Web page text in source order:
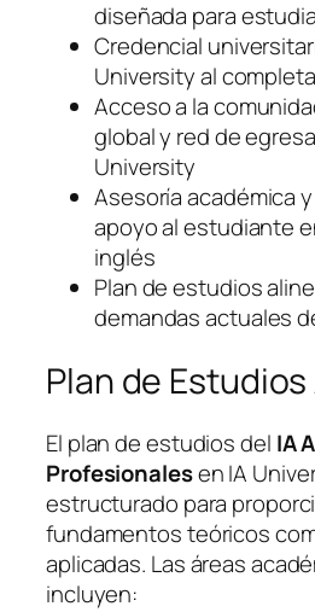
diseñada para
Credencial
University al
Acceso a la
global y red de
University
Asesoría académica
apoyo al estudiante
inglés
Plan de estudios
demandas actuales
Plan de
El plan de estudios del IA
Profesionalesen IA
estructurado para
fundamentos teóricos
aplicadas. Las áreas
incluyen: